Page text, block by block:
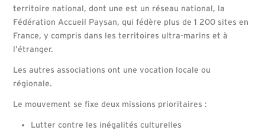
territoire national, dont une est un réseau national, la
Fédération Accueil Paysan, qui fédère plus de 1 200 sites en
France, y compris dans les territoires ultra-marins et à
l’étranger.
Les autres associations ont une vocation locale ou
régionale.
Le mouvement se fixe deux missions prioritaires :
Lutter contre les inégalités culturelles